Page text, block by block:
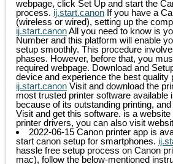
webpage, click Set Up and start the
process. ij.start.canon If you have a
(wireless or wired), setting up the
ij.start.canonAll you need to know is
Number and this platform will enable
setup smoothly. This procedure
phases. However, before that, you
required webpage. Download and
device and experience the best quality
ij.start.canon Visit and download the
most trusted printer software available
because of its outstanding printing,
Visit and get this software. is a
printer drivers, you can also visit
2022-06-15 Canon printer app is
start canon setup for smartphones.
hassle free setup process on Canon
mac), follow the below-mentioned